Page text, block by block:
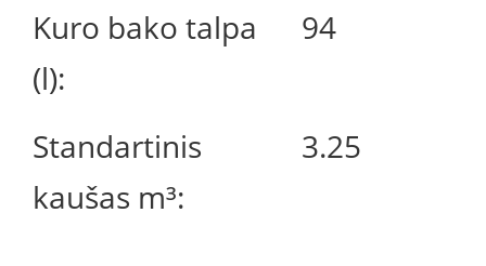
Kuro bako talpa
(l):
94
Standartinis
kaušas m³:
3.25